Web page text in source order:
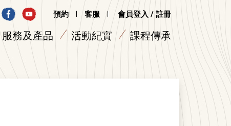
服務及產品 活動紀實 課程傳承
預約 客服 會員登入 / 註冊